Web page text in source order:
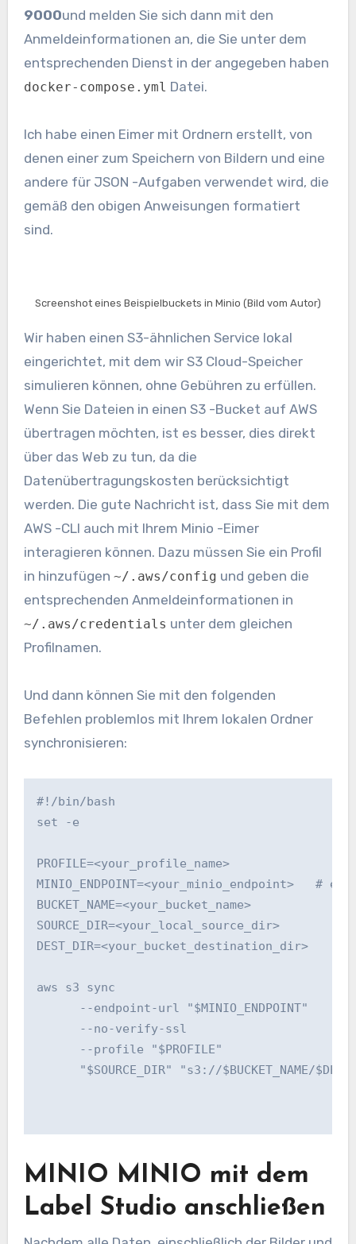
9000und melden Sie sich dann mit den
Anmeldeinformationen an, die Sie unter dem
entsprechenden Dienst in der angegeben haben
docker-compose.yml Datei.
Ich habe einen Eimer mit Ordnern erstellt, von
denen einer zum Speichern von Bildern und eine
andere für JSON -Aufgaben verwendet wird, die
gemäß den obigen Anweisungen formatiert
sind.
Screenshot eines Beispielbuckets in Minio (Bild vom Autor)
Wir haben einen S3-ähnlichen Service lokal
eingerichtet, mit dem wir S3 Cloud-Speicher
simulieren können, ohne Gebühren zu erfüllen.
Wenn Sie Dateien in einen S3 -Bucket auf AWS
übertragen möchten, ist es besser, dies direkt
über das Web zu tun, da die
Datenübertragungskosten berücksichtigt
werden. Die gute Nachricht ist, dass Sie mit dem
AWS -CLI auch mit Ihrem Minio -Eimer
interagieren können. Dazu müssen Sie ein Profil
in hinzufügen ~/.aws/config und geben die
entsprechenden Anmeldeinformationen in
~/.aws/credentials unter dem gleichen
Profilnamen.
Und dann können Sie mit den folgenden
Befehlen problemlos mit Ihrem lokalen Ordner
synchronisieren:
#!/bin/bash
set -e
PROFILE=<your_profile_name>
MINIO_ENDPOINT=<your_minio_endpoint>
BUCKET_NAME=<your_bucket_name>
SOURCE_DIR=<your_local_source_dir>
DEST_DIR=<your_bucket_destination_dir>
aws s3 sync
      --endpoint-url "$MINIO_ENDPOINT"
      --no-verify-ssl
      --profile "$PROFILE"
"$SOURCE_DIR" "s3://$BUCKET_NAME/
MINIO MINIO mit dem
Label Studio anschließen